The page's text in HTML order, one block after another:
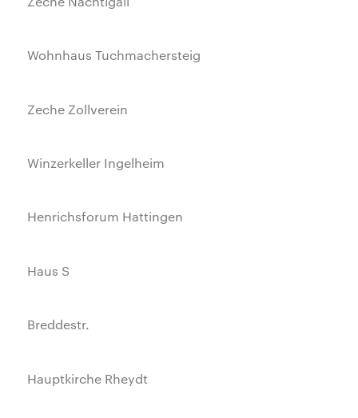
Wohnhaus Tuchmachersteig
Zeche Zollverein
Winzerkeller Ingelheim
Henrichsforum Hattingen
Haus S
Breddestr.
Hauptkirche Rheydt